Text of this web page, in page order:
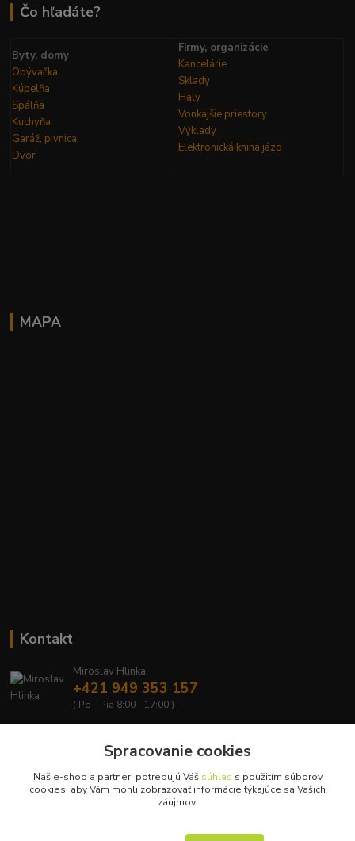
Čo hľadáte?
Byty, domy
Obývačka
Kúpelňa
Spálňa
Kuchyňa
Garáž, pivnica
Dvor
Firmy, organizácie
Kancelárie
Sklady
Haly
Vonkajšie priestory
Výklady
Elektronická kniha jázd
MAPA
Kontakt
Miroslav Hlinka
+421 949 353 157
( Po - Pia 8:00 - 17:00 )
Spracovanie cookies
Náš e-shop a partneri potrebujú Váš súhlas s použitím súborov
cookies, aby Vám mohli zobrazovať informácie týkajúce sa Vašich
záujmov.